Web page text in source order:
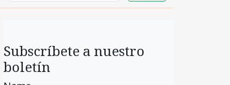
Subscríbete a nuestro
boletín